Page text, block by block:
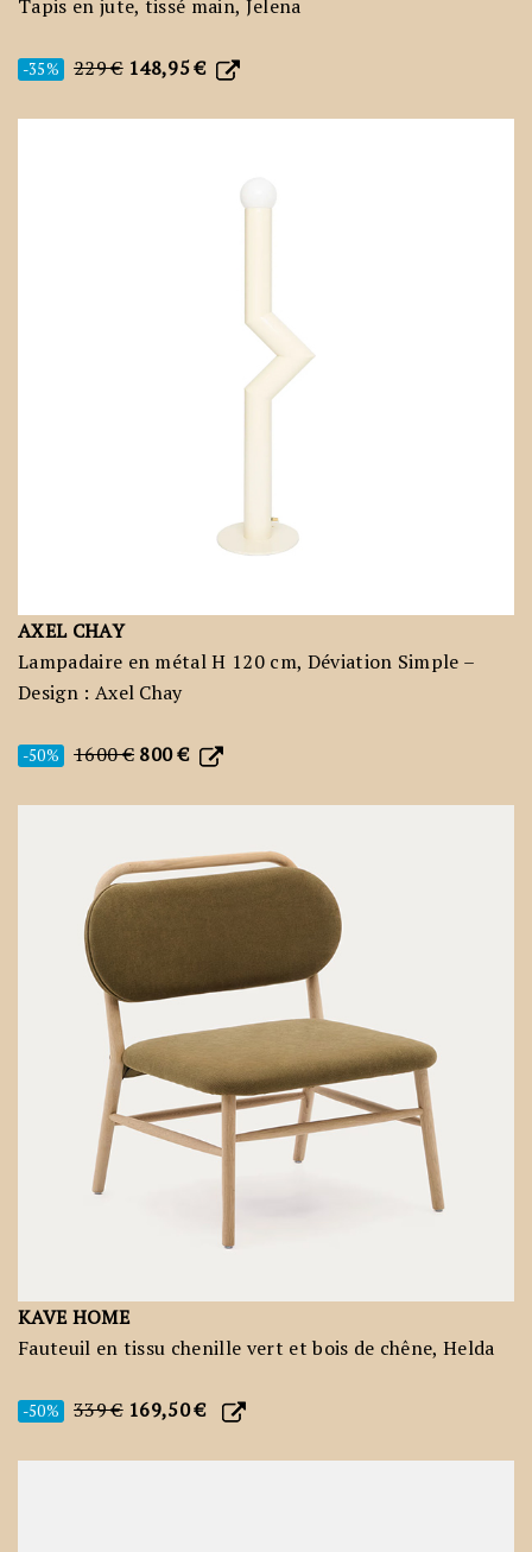
Tapis en jute, tissé main, Jelena
-35% 229 € 148,95 €
AXEL CHAY
Lampadaire en métal H 120 cm, Déviation Simple –
Design : Axel Chay
-50% 1600 € 800 €
KAVE HOME
Fauteuil en tissu chenille vert et bois de chêne, Helda
-50% 339 € 169,50 €